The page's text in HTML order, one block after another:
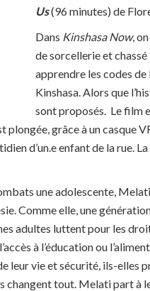
Us(96 minutes) de
Dans Kinshasa Now,
de sorcellerie et
apprendre les codes
Kinshasa. Alors que
sont proposés. Le film
grâce à un casque
d’un.e enfant de la rue. La
une adolescente,
Comme elle, une
adultes luttent pour les
à l’éducation ou
leur vie et sécurité, ils-elles
changent tout. Melati part à